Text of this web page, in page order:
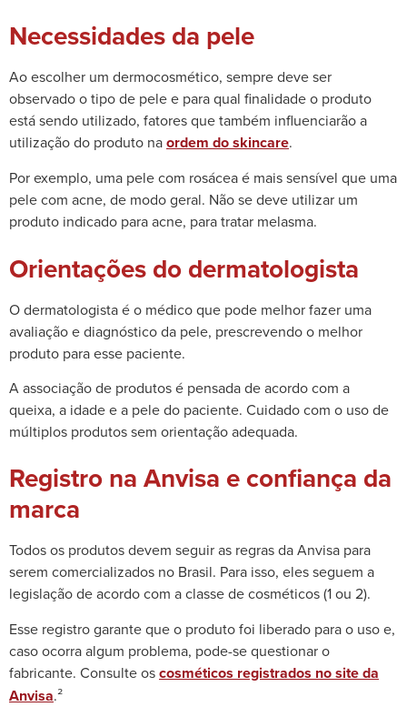
Necessidades da pele
Ao escolher um dermocosmético, sempre deve ser
observado o tipo de pele e para qual finalidade o produto
está sendo utilizado, fatores que também influenciarão a
utilização do produto naordem do skincare.
Por exemplo, uma pele com rosácea é mais sensível que uma
pele com acne, de modo geral. Não se deve utilizar um
produto indicado para acne, para tratar melasma.
Orientações do dermatologista
O dermatologista é o médico que pode melhor fazer uma
avaliação e diagnóstico da pele, prescrevendo o melhor
produto para esse paciente.
A associação de produtos é pensada de acordo com a
queixa, a idade e a pele do paciente. Cuidado com o uso de
múltiplos produtos sem orientação adequada.
Registro na Anvisa e confiança da
marca
Todos os produtos devem seguir as regras da Anvisa para
serem comercializados no Brasil. Para isso, eles seguem a
legislação de acordo com a classe de cosméticos (1 ou 2).
Esse registro garante que o produto foi liberado para o uso e,
caso ocorra algum problema, pode-se questionar o
fabricante. Consulte oscosméticos registrados no site da
Anvisa.²